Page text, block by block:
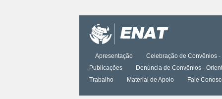
documento
Apresentação Celebração de Convênios
Publicações
Denúncia de Convênios -
Trabalho
Material de Apoio Fale